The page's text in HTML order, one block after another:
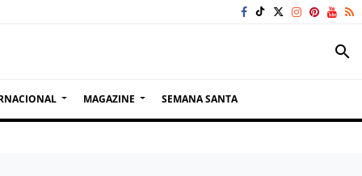
search
MAGAZINE SEMANA SANTA